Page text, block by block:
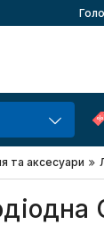
та аксесуари